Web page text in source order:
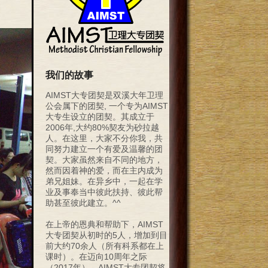
我们的故事
AIMST大专团契是双溪大年卫理
公会属下的团契, 一个专为AIMST
大专生设立的团契。其成立于
2006年,大约80%契友为砂拉越
人。在这里，大家不分你我，共
同努力建立一个有爱及温馨的团
契。大家虽然来自不同的地方，
然而因着神的爱，而在主内成为
弟兄姐妹。在异乡中，一起在学
业及事奉当中彼此扶持、彼此帮
助甚至彼此建立。^^
在上帝的恩典和帮助下，AIMST
大专团契从初时的5人，增加到目
前大约70余人（所有科系都在上
课时）。在迈向10周年之际